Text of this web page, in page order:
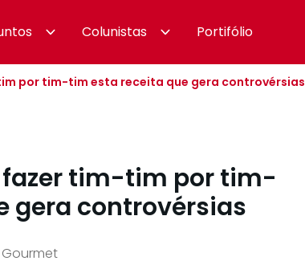
Colunistas Portifólio
por tim-tim esta receita que gera controvérsias
fazer tim-tim por tim-
gera controvérsias
Gourmet